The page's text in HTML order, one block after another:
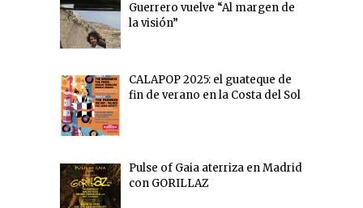
Guerrero vuelve “Al margen de
la visión”
CALAPOP 2025: el guateque de
fin de verano en la Costa del Sol
Pulse of Gaia aterriza en Madrid
con GORILLAZ